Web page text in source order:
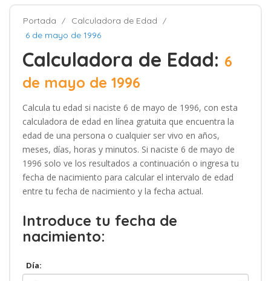
Portada
Calculadora de Edad
6 de mayo de 1996
Calculadora de Edad: 6
de mayo de 1996
Calcula tu edad si naciste 6 de mayo de 1996, con esta
calculadora de edad en línea gratuita que encuentra la
edad de una persona o cualquier ser vivo en años,
meses, días, horas y minutos. Si naciste 6 de mayo de
1996 solo ve los resultados a continuación o ingresa tu
fecha de nacimiento para calcular el intervalo de edad
entre tu fecha de nacimiento y la fecha actual.
Introduce tu fecha de
nacimiento:
Día: